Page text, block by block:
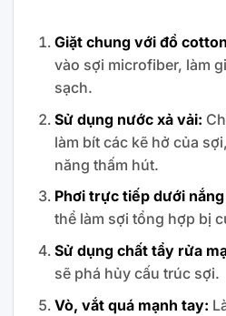
Giặt chung với đồ
vào sợi microfiber, làm
sạch.
Sử dụng nước xả vải:
làm bít các kẽ hở của
năng thấm hút.
Phơi trực tiếp dưới
thể làm sợi tổng hợp bị
Sử dụng chất tẩy rửa
sẽ phá hủy cấu trúc sợi.
Vò, vắt quá mạnh tay: